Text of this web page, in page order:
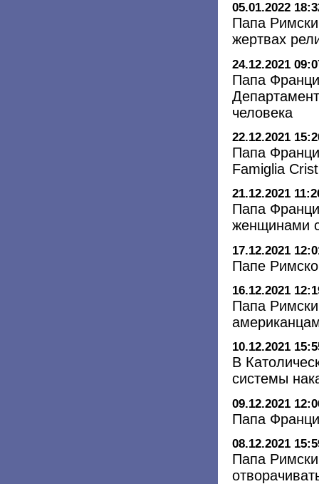
05.01.2022
Папа
жертвах
24.12.2021
Папа
человека
22.12.2021
Папа
Famiglia
21.12.2021
Папа
женщинами
17.12.2021
Папе
16.12.2021
Папа
10.12.2021
В
системы
09.12.2021
Папа
08.12.2021
Папа